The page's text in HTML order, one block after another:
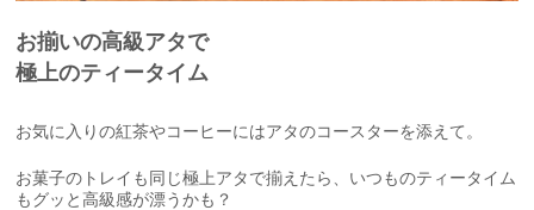
お揃いの高級アタで
極上のティータイム
お気に入りの紅茶やコーヒーにはアタのコースターを添えて。
お菓子のトレイも同じ極上アタで揃えたら、いつものティータイム
もグッと高級感が漂うかも？